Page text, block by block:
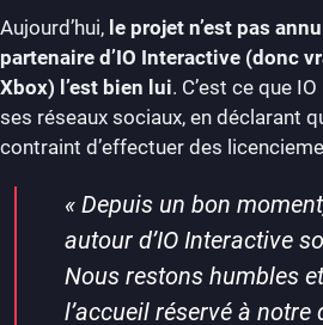
Aujourd’hui, le projet n’est pas
partenaire d’IO Interactive (donc
Xbox) l’est bien lui. C’est ce que
ses réseaux sociaux, en déclarant
contraint d’effectuer des
« Depuis un bon
autour d’IO Interactive
Nous restons humbles
l’accueil réservé à notre